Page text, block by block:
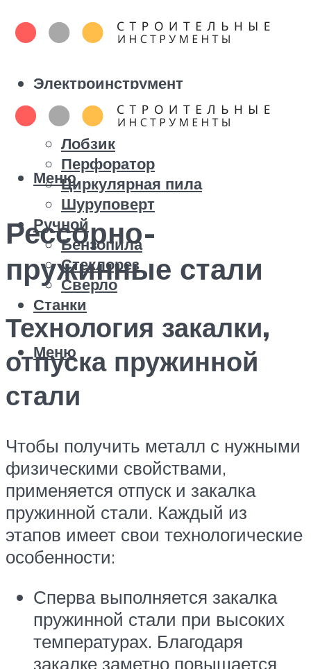
Электроинструмент
Болгарка
Дрель
Лобзик
Перфоратор
Циркулярная пила
Шуруповерт
Ручной
Бензопила
Стеклорез
Сверло
Станки
Меню
Меню
Рессорно-
пружинные стали
Технология закалки,
отпуска пружинной
стали
Чтобы получить металл с нужными
физическими свойствами,
применяется отпуск и закалка
пружинной стали. Каждый из
этапов имеет свои технологические
особенности:
Сперва выполняется закалка
пружинной стали при высоких
температурах. Благодаря
закалке заметно повышается